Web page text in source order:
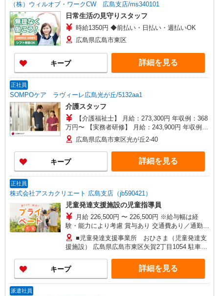
（株）ウィルオブ・ワークCW 広島支店/ms340101
日常生活の見守りスタッフ
時給1350円 ◆前払い・日払い・週払いOK
広島県広島市東区
キープ 詳細を見る
正社員
SOMPOケア ラヴィーレ広島光が丘/5132aa1
介護スタッフ
【介護福祉士】 月給：273,300円 年収例：368
万円〜 【実務者研修】 月給：243,900円 年収例：
329万円〜 【初任者研修・無資格】 月給：
234,500円 年収例：317万円〜 ※職務手当、働き
がい向上手当、日祝手当（月平均2回分）、夜勤手
当（月平均5回分）等、毎月平均的に支払われる手
当を含みます。 ※介護福祉士のみ、特別職務手当
分〜） ◎賞与 基本給2.08ヶ月分/年支給
広島県広島市東区光が丘2-40
キープ 詳細を見る
正社員
株式会社アスカクリエート 広島支店（jb590421）
児童発達支援施設の児童指導員
月給 226,500円 〜 226,500円 ※給与幅は経
験・能力により考慮 賞与あり 交通費あり／通勤手
当（上限10,000円/月） ★基本給:200,000円 ★資
格手当:10,000円 ★処遇改善:16,500円 ★通勤手当
（上限10,000円/月） (車の場合は距離に準ずる）
★賞与年2回
■児童発達支援事業所 おひさま（児童発達支
援施設） 広島県広島市東区矢賀2丁目1054 駐車場
キープ 詳細を見る
派遣社員